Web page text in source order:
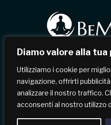
Diamo valore alla tua
Utilizziamo i cookie per
navigazione, offrirti
analizzare il nostro traffico.
acconsenti al nostro utilizzo
Facebook
X
HOME CHI
TERMINI &